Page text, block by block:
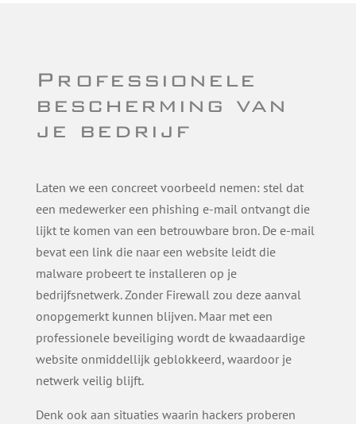
Professionele
bescherming van
je bedrijf
Laten we een concreet voorbeeld nemen: stel dat
een medewerker een phishing e-mail ontvangt die
lijkt te komen van een betrouwbare bron. De e-mail
bevat een link die naar een website leidt die
malware probeert te installeren op je
bedrijfsnetwerk. Zonder Firewall zou deze aanval
onopgemerkt kunnen blijven. Maar met een
professionele beveiliging wordt de kwaadaardige
website onmiddellijk geblokkeerd, waardoor je
netwerk veilig blijft.
Denk ook aan situaties waarin hackers proberen